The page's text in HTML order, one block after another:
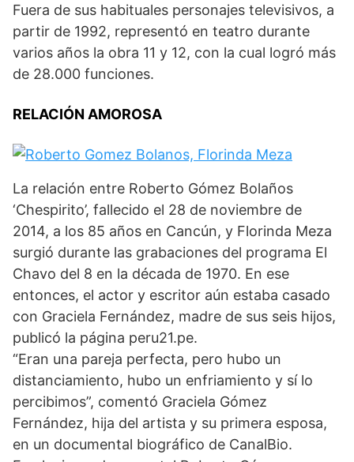
Fuera de sus habituales personajes televisivos, a
partir de 1992, representó en teatro durante
varios años la obra 11 y 12, con la cual logró más
de 28.000 funciones.
RELACIÓN AMOROSA
La relación entre Roberto Gómez Bolaños
‘Chespirito’, fallecido el 28 de noviembre de
2014, a los 85 años en Cancún, y Florinda Meza
surgió durante las grabaciones del programa El
Chavo del 8 en la década de 1970. En ese
entonces, el actor y escritor aún estaba casado
con Graciela Fernández, madre de sus seis hijos,
publicó la página peru21.pe.
“Eran una pareja perfecta, pero hubo un
distanciamiento, hubo un enfriamiento y sí lo
percibimos”, comentó Graciela Gómez
Fernández, hija del artista y su primera esposa,
en un documental biográfico de CanalBio.